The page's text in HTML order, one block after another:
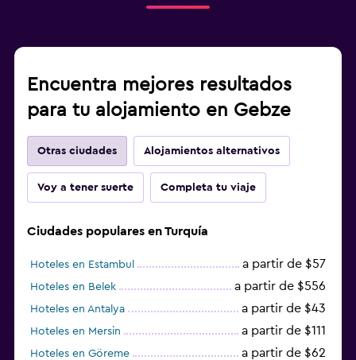
Encuentra mejores resultados
para tu alojamiento en Gebze
Otras ciudades Alojamientos alternativos
Voy a tener suerte Completa tu viaje
Ciudades populares en Turquía
Hoteles en Estambul a partir de $57
Hoteles en Belek a partir de $556
Hoteles en Antalya a partir de $43
Hoteles en Mersin a partir de $111
Hoteles en Göreme a partir de $62